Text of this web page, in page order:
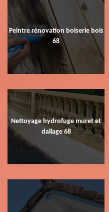
Peintre rénovation boiserie bois
68
Nettoyage hydrofuge muret et
dallage 68